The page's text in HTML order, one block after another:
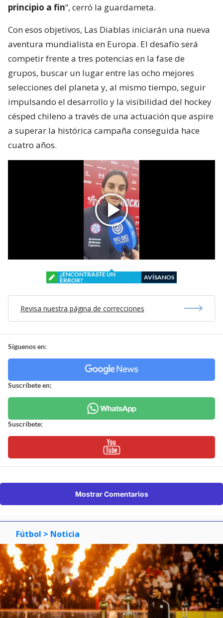
principio a fin”, cerró la guardameta.
Con esos objetivos, Las Diablas iniciarán una nueva
aventura mundialista en Europa. El desafío será
competir frente a tres potencias en la fase de
grupos, buscar un lugar entre las ocho mejores
selecciones del planeta y, al mismo tiempo, seguir
impulsando el desarrollo y la visibilidad del hockey
césped chileno a través de una actuación que aspire
a superar la histórica campaña conseguida hace
cuatro años.
¿ENCONTRASTE UN
ERROR?
AVÍSANOS
Revisa nuestra página de correcciones
Síguenos en:
Suscríbete en:
Suscríbete:
Mostrar Comentarios
Fútbol > Noticia